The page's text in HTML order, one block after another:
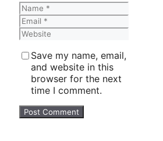
Name
Email
Website
Save my name, email,
and website in this
browser for the next
time I comment.